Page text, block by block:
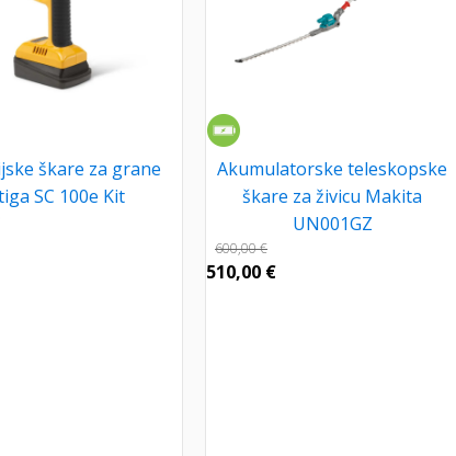
škare za grane
SC 100e Kit
Akumulatorske teleskopske
škare za živicu Makita
UN001GZ
600,00€
510,00 €